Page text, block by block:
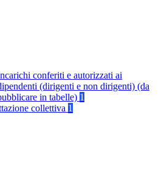
conferiti e autorizzati ai
(dirigenti e non dirigenti) (da
in tabelle) 1
collettiva 1